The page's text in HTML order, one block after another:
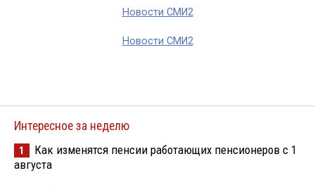
Новости СМИ2
Новости СМИ2
Интересное за неделю
1
Как изменятся пенсии работающих пенсионеров с 1
августа